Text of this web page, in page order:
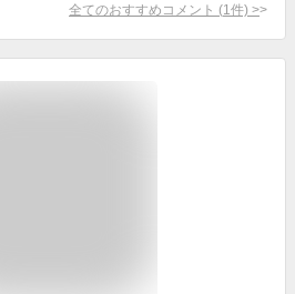
全てのおすすめコメント (1 件) >